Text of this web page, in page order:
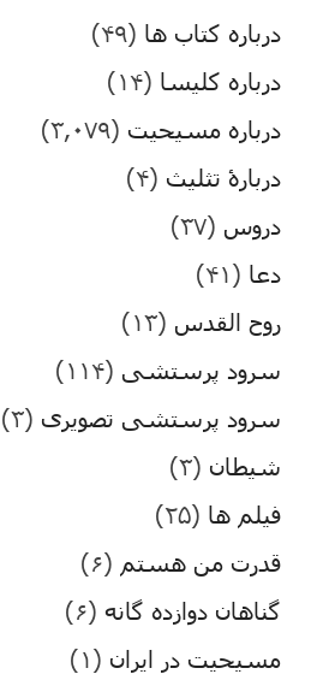
درباره کتاب ها (۴۹)
درباره کلیسا (۱۴)
درباره مسیحیت (۳,۰۷۹)
دربارۀ تثلیث (۴)
دروس (۳۷)
دعا (۴۱)
روح القدس (۱۳)
سرود پرستشی (۱۱۴)
سرود پرستشی تصویری (۳)
شیطان (۳)
فیلم ها (۲۵)
قدرت من هستم (۶)
گناهان دوازده گانه (۶)
مسیحیت در ایران (۱)